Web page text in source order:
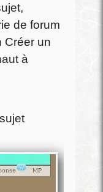
de forum
Créer un
à